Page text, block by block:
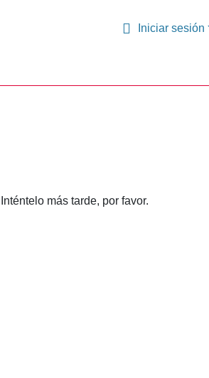
Iniciar sesión
más tarde, por favor.